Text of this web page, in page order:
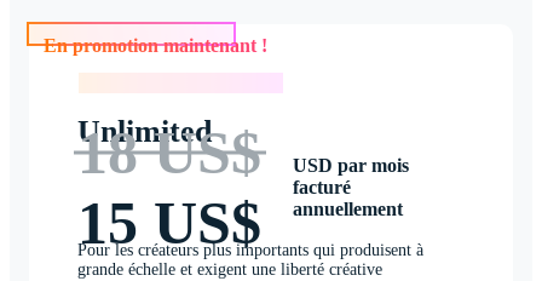
En promotion maintenant !
Unlimited
18 US$
15 US$
USD par mois
facturé
annuellement
Pour les créateurs plus importants qui produisent à
grande échelle et exigent une liberté créative